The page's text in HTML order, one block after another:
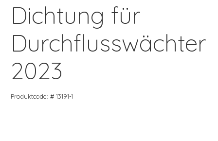
Dichtung für
Durchflusswächter
2023
Produktcode: # 13191-1